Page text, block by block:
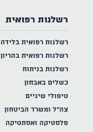
רשלנות רפואית
רשלנות רפואית בלידה
רשלנות רפואית בהריון
רשלנות בניתוח
כשלים באבחון
טיפולי שיניים
צה"ל ומשרד הביטחון
פלסטיקה ואסתטיקה